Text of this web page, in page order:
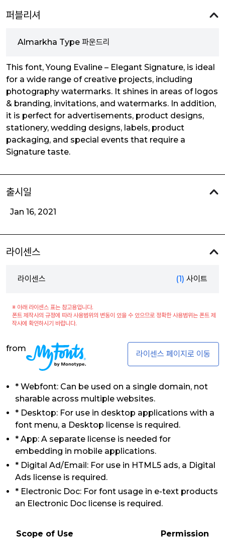
퍼블리셔
Almarkha Type 파운드리
This font, Young Evaline – Elegant Signature, is ideal
for a wide range of creative projects, including
photography watermarks. It shines in areas of logos
& branding, invitations, and watermarks. In addition,
it is perfect for advertisements, product designs,
stationery, wedding designs, labels, product
packaging, and special events that require a
Signature taste.
출시일
Jan 16, 2021
라이센스
라이센스 (1) 사이트
※ 아래 라이센스 표는 참고용입니다.
폰트 제작사의 규정에 따라 사용범위의 변동이 있을 수 있으므로 정확한 사용범위는 폰트 제
작사에 확인하시기 바랍니다.
from
라이센스 페이지로 이동
* Webfont: Can be used on a single domain, not
sharable across multiple websites.
* Desktop: For use in desktop applications with a
font menu, a Desktop license is required.
* App: A separate license is needed for
embedding in mobile applications.
* Digital Ad/Email: For use in HTML5 ads, a Digital
Ads license is required.
* Electronic Doc: For font usage in e-text products
an Electronic Doc license is required.
Scope of Use Permission